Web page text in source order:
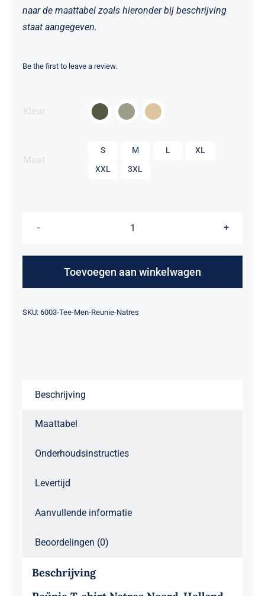
naar de maattabel zoals hieronder bij beschrijving
staat aangegeven.
Be the first to leave a review.
S M L
XL
XXL
3XL
T-
Heren
Natres
Toevoegen aan winkelwagen
Alternative:
SKU: 6003-Tee-Men-Reunie-Natres
Beschrijving
Maattabel
Onderhoudsinstructies
Levertijd
Aanvullende informatie
Beoordelingen (0)
Beschrijving